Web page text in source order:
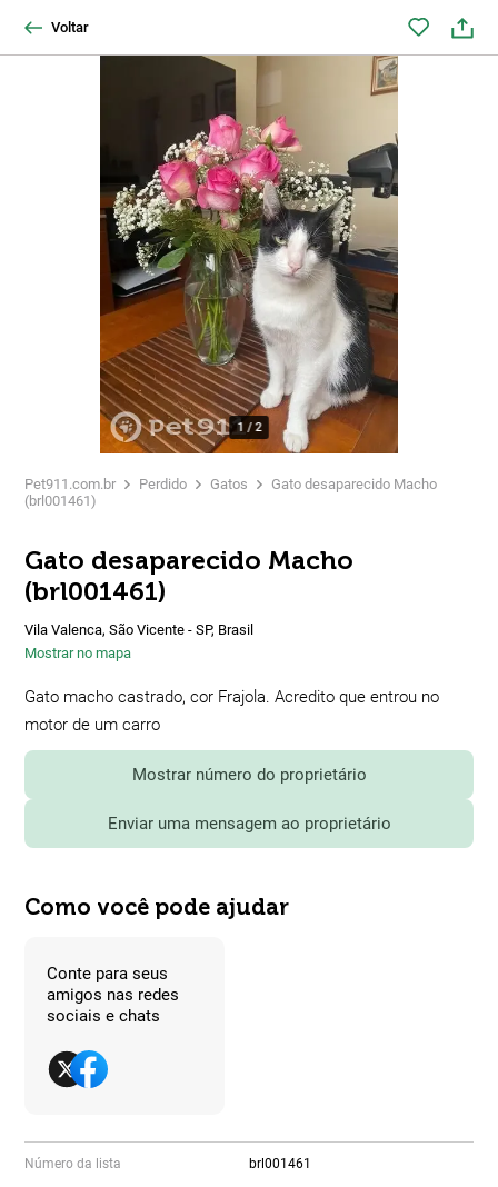
Voltar
1 /2
Pet911.com.br Perdido Gatos
Gato desaparecido Macho
(brl001461)
Gato desaparecido Macho
(brl001461)
Vila Valenca, São Vicente - SP, Brasil
Mostrar no mapa
Gato macho castrado, cor Frajola. Acredito que entrou no
motor de um carro
Mostrar número do proprietário
Enviar uma mensagem ao proprietário
Como você pode ajudar
Conte para seus
amigos nas redes
sociais e chats
Número da lista brl001461